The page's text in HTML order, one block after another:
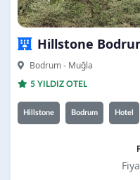
Hillstone
Bodrum - Muğla
5 YILDIZ OTEL
Hillstone Bodrum Hotel